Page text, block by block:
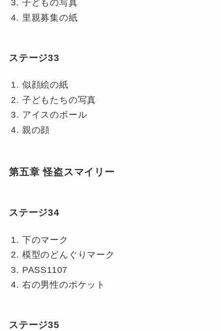
子どもの写真
里親募集の紙
ステージ33
似顔絵の紙
子どもたちの写真
アイスのボール
親の顔
第五章 怪盗スマイリー
ステージ34
下のマーク
模型のどんぐりマーク
PASS1107
右の男性のポケット
ステージ35